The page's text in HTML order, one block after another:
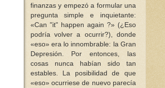
finanzas y empezó a formular una
pregunta simple e inquietante:
«Can "it" happen again ?» (¿Eso
podría volver a ocurrir?), donde
«eso» era lo innombrable: la Gran
Depresión. Por entonces, las
cosas nunca habían sido tan
estables. La posibilidad de que
«eso» ocurriese de nuevo parecía